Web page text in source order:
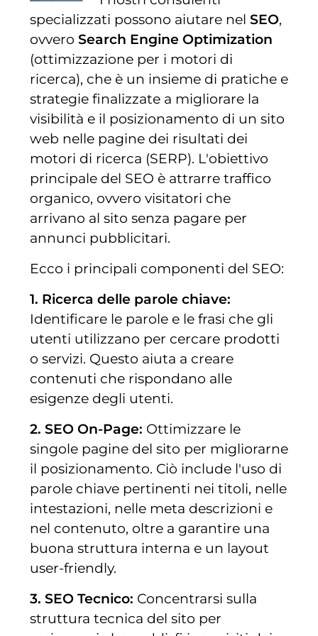
specializzati possono aiutare nel SEO,
ovvero Search Engine Optimization
(ottimizzazione per i motori di
ricerca), che è un insieme di pratiche e
strategie finalizzate a migliorare la
visibilità e il posizionamento di un sito
web nelle pagine dei risultati dei
motori di ricerca (SERP). L'obiettivo
principale del SEO è attrarre traffico
organico, ovvero visitatori che
arrivano al sito senza pagare per
annunci pubblicitari.
Ecco i principali componenti del SEO:
1. Ricerca delle parole chiave:
Identificare le parole e le frasi che gli
utenti utilizzano per cercare prodotti
o servizi. Questo aiuta a creare
contenuti che rispondano alle
esigenze degli utenti.
2. SEO On-Page: Ottimizzare le
singole pagine del sito per migliorarne
il posizionamento. Ciò include l'uso di
parole chiave pertinenti nei titoli, nelle
intestazioni, nelle meta descrizioni e
nel contenuto, oltre a garantire una
buona struttura interna e un layout
user-friendly.
3. SEO Tecnico: Concentrarsi sulla
struttura tecnica del sito per